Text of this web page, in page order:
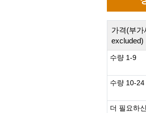
가격(부가
excluded)
수량 1-9
수량 10-24
더 필요하